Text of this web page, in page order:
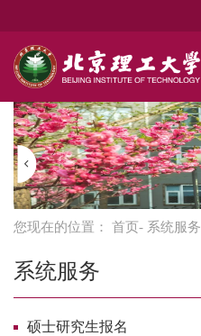
您现在的位置： 首页- 系统服务
系统服务
硕士研究生报名